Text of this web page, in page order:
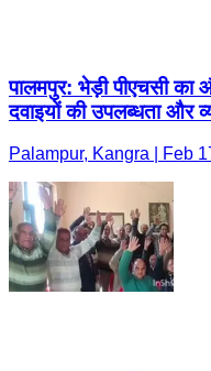
पालमपुर: भेड़ी पीएचसी का
दवाइयों की उपलब्धता और
Palampur, Kangra | Feb